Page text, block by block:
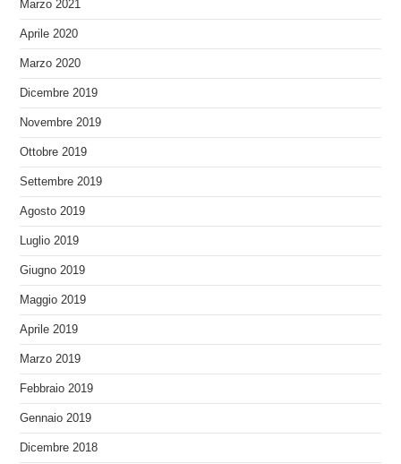
Marzo 2021
Aprile 2020
Marzo 2020
Dicembre 2019
Novembre 2019
Ottobre 2019
Settembre 2019
Agosto 2019
Luglio 2019
Giugno 2019
Maggio 2019
Aprile 2019
Marzo 2019
Febbraio 2019
Gennaio 2019
Dicembre 2018